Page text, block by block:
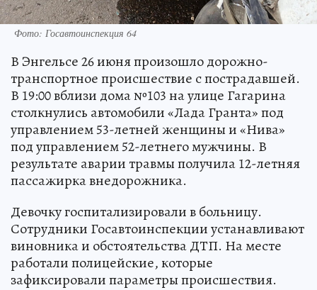
Фото: Госавтоинспекция 64
В Энгельсе 26 июня произошло дорожно-
транспортное происшествие с пострадавшей.
В 19:00 вблизи дома №103 на улице Гагарина
столкнулись автомобили «Лада Гранта» под
управлением 53-летней женщины и «Нива»
под управлением 52-летнего мужчины. В
результате аварии травмы получила 12-летняя
пассажирка внедорожника.
Девочку госпитализировали в больницу.
Сотрудники Госавтоинспекции устанавливают
виновника и обстоятельства ДТП. На месте
работали полицейские, которые
зафиксировали параметры происшествия.